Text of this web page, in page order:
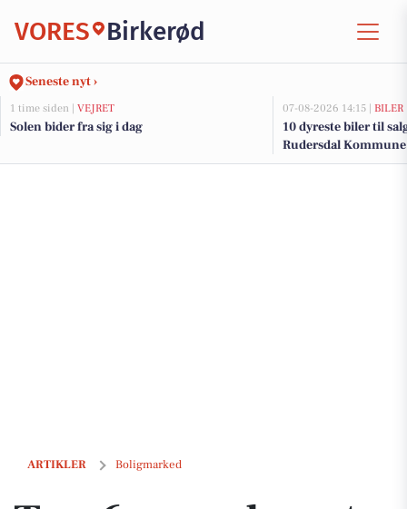
VORES Birkerød
Seneste nyt ›
1 time siden | VEJRET
Solen bider fra sig i dag
07-08-2026 14:15 | BILER
10 dyreste biler til
Rudersdal Kommune
ARTIKLER Boligmarked
Top 6 over dyreste boliger til salg i Birkerød. Priser op til 28.900.000